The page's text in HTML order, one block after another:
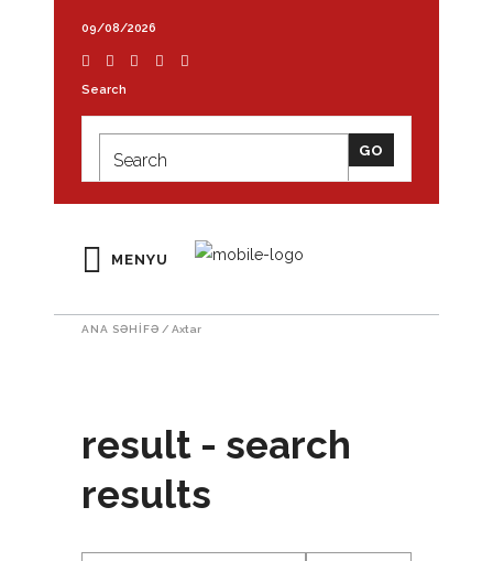
09/08/2026
Search
MENYU
ANA SƏHIFƏ / Axtar
result - search
results